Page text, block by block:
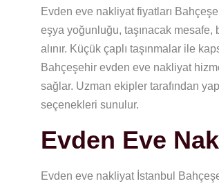
Evden eve nakliyat fiyatları
eşya yoğunluğu, taşınacak
alınır. Küçük çaplı taşınmalar ile
Bahçeşehir evden eve nakliyat
sağlar. Uzman ekipler tarafından
seçenekleri sunulur.
Evden Eve
Evden eve nakliyat İstanbul